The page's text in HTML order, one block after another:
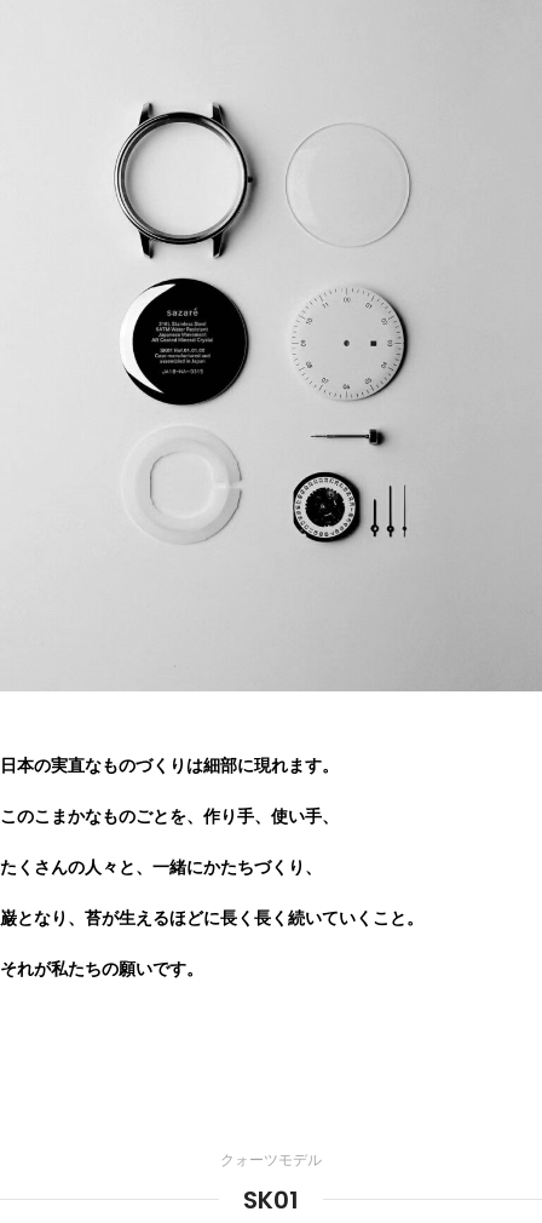
日本の実直なものづくりは細部に現れます。
このこまかなものごとを、作り手、使い手、
たくさんの人々と、一緒にかたちづくり、
巌となり、苔が生えるほどに長く長く続いていくこと。
それが私たちの願いです。
クォーツモデル
SK01